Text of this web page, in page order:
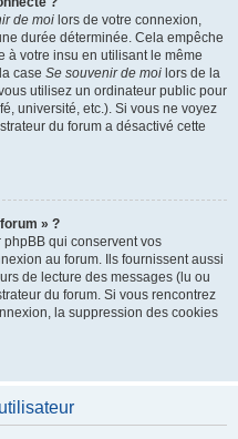
de moi lors de votre connexion,
durée déterminée. Cela empêche
à votre insu en utilisant le même
case Se souvenir de moi lors de la
utilisez un ordinateur public pour
université, etc.). Si vous ne voyez
du forum a désactivé cette
» ?
qui conservent vos
au forum. Ils fournissent aussi
de lecture des messages (lu ou
du forum. Si vous rencontrez
la suppression des cookies